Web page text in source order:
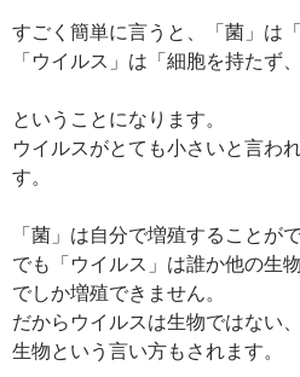
すごく簡単に言うと、「菌」は
「ウイルス」は「細胞を持たず
ということになります。
ウイルスがとても小さいと言わ
す。
「菌」は自分で増殖することが
でも「ウイルス」は誰か他の生
でしか増殖できません。
だからウイルスは生物ではない
生物という言い方もされます。